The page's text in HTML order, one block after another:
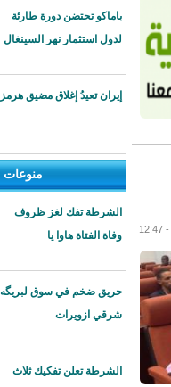
باماكو تحتضن دورة طارئة
لدول استثمار نهر السينغال
إيران تعيدُ إغلاق مضيق هرمز
منوعات
الشرطة تفك لغز ظروف
وفاة الفتاة هاوا يا
حريق ضخم في سوق لبريگه
شرقي ازويرات
الشرطة تعلن تفكيك ثلاث